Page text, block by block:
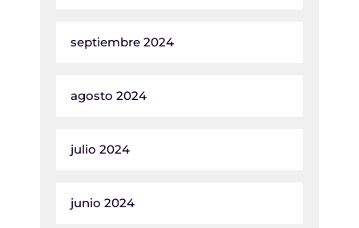
septiembre 2024
agosto 2024
julio 2024
junio 2024